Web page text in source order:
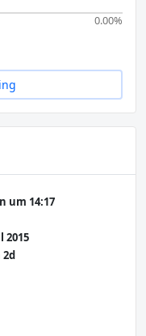
0.00%
um 14:17
2015
2d